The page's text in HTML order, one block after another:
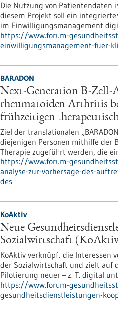
Die Nutzung von Patientendaten
diesem Projekt soll ein
im Einwilligungsmanagement
https://www.forum-
einwilligungsmanagement-fuer-
BARADON
Next-Generation B-Zell-
rheumatoiden Arthritis
frühzeitigen
Ziel der translationalen
diejenigen Personen mithilfe der
Therapie zugeführt werden, die
https://www.forum-
analyse-zur-vorhersage-des-
des
KoAktiv
Neue
Sozialwirtschaft
KoAktiv verknüpft die Interessen
der Sozialwirtschaft und zielt auf
Pilotierung neuer – z. T. digital
https://www.forum-
gesundheitsdienstleistungen-